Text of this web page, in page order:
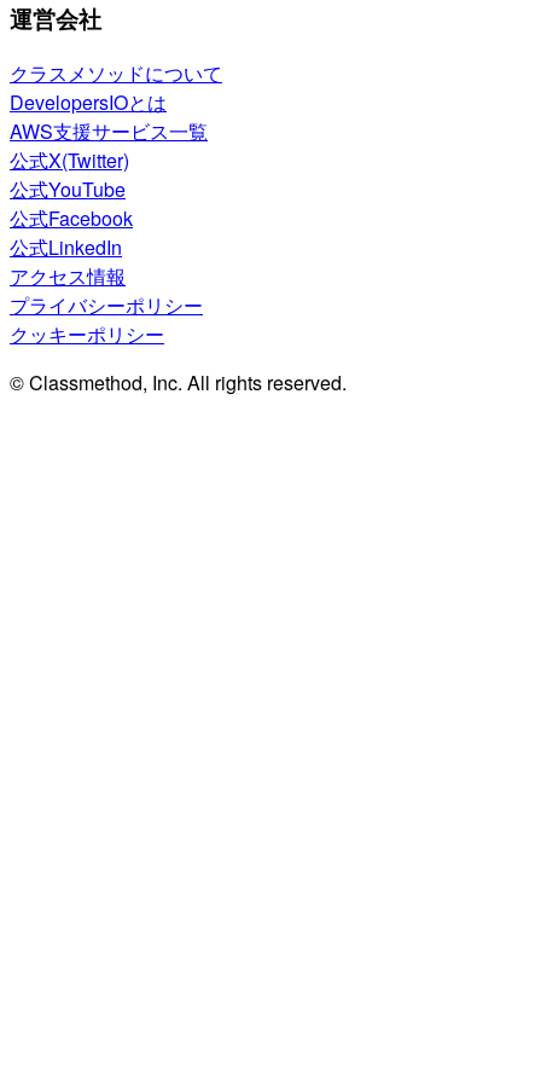
運営会社
クラスメソッドについて
DevelopersIOとは
AWS支援サービス一覧
公式X(Twitter)
公式YouTube
公式Facebook
公式LinkedIn
アクセス情報
プライバシーポリシー
クッキーポリシー
© Classmethod, Inc. All rights reserved.